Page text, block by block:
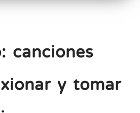
canciones
y tomar